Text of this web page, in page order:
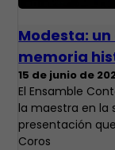
Modesta:
memoria
15 de junio de
El Ensamble
la maestra en la
presentación
Coros